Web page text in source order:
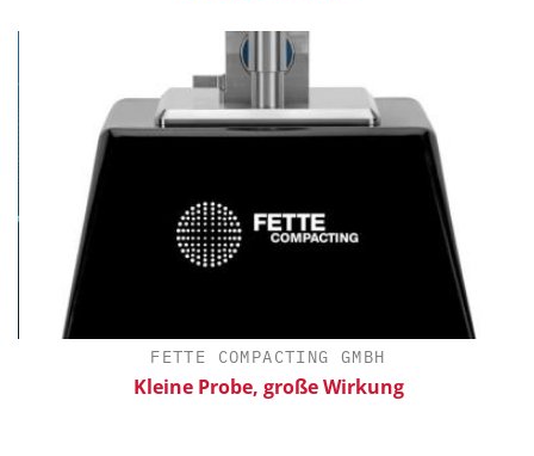
FETTE COMPACTING GMBH
Kleine Probe, große Wirkung